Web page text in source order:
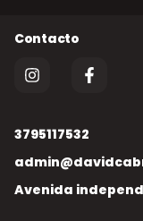
3795117532
Avenida